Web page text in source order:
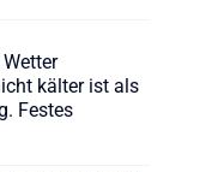
kälter ist als
Festes